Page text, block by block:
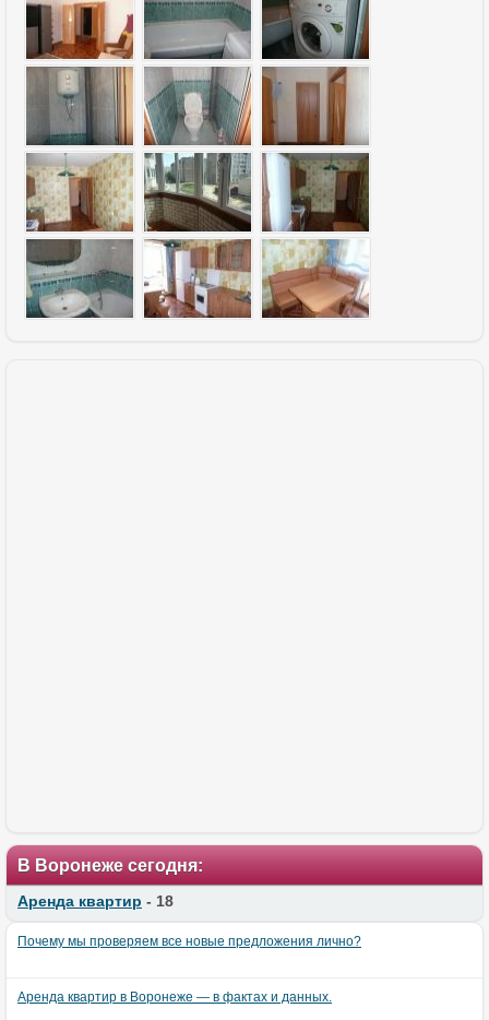
В Воронеже сегодня:
Аренда квартир - 18
Почему мы проверяем все новые предложения лично?
Аренда квартир в Воронеже — в фактах и данных.